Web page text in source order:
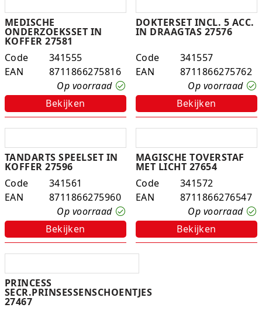
MEDISCHE
ONDERZOEKSSET IN
KOFFER 27581
Code
341555
EAN
8711866275816
Op voorraad
Bekijken
DOKTERSET INCL. 5 ACC.
IN DRAAGTAS 27576
Code
341557
EAN
8711866275762
Op voorraad
Bekijken
TANDARTS SPEELSET IN
KOFFER 27596
Code
341561
EAN
8711866275960
Op voorraad
Bekijken
MAGISCHE TOVERSTAF
MET LICHT 27654
Code
341572
EAN
8711866276547
Op voorraad
Bekijken
PRINCESS
SECR.PRINSESSENSCHOENTJES
27467